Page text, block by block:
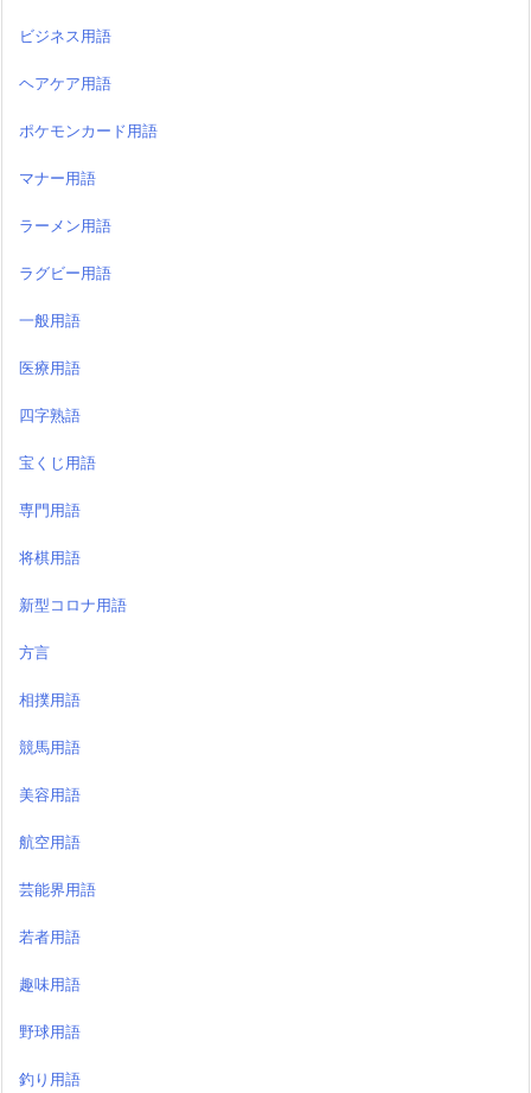
ビジネス用語
ヘアケア用語
ポケモンカード用語
マナー用語
ラーメン用語
ラグビー用語
一般用語
医療用語
四字熟語
宝くじ用語
専門用語
将棋用語
新型コロナ用語
方言
相撲用語
競馬用語
美容用語
航空用語
芸能界用語
若者用語
趣味用語
野球用語
釣り用語